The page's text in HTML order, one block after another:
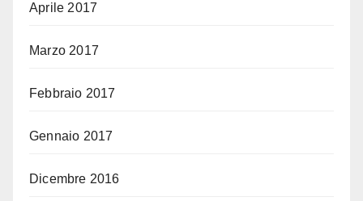
Aprile 2017
Marzo 2017
Febbraio 2017
Gennaio 2017
Dicembre 2016